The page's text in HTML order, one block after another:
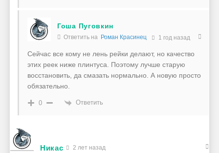
Гоша Пуговкин
Ответить на Роман Красинец 1 год назад
Сейчас все кому не лень рейки делают, но качество
этих реек ниже плинтуса. Поэтому лучше старую
восстановить, да смазать нормально. А новую просто
обязательно.
0 Ответить
Никас 2 лет назад